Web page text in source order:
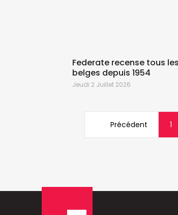
Federate recense tous
belges depuis 1954
Jeudi 2 Juillet 2026
Précédent 1